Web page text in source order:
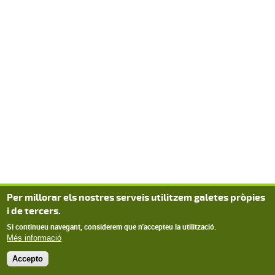
Per millorar els nostres serveis utilitzem galetes pròpies
i de tercers.
Si continueu navegant, considerem que n'accepteu la utilització.
Més informació
Accepto